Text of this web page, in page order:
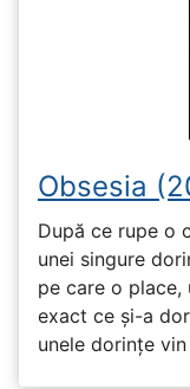
Obsesia
După ce rupe o
unei singure
pe care o
exact ce și-a
unele dorințe